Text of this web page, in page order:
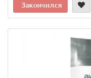
Закончился